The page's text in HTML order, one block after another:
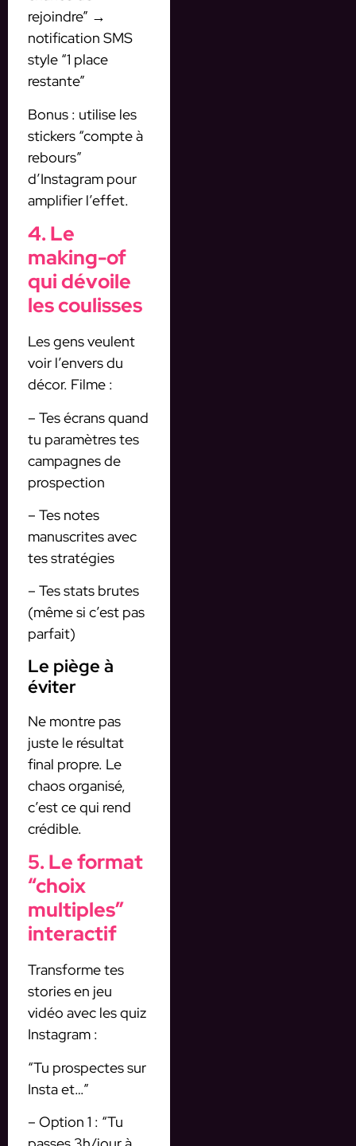
rejoindre” →
notification SMS
style “1 place
restante”
Bonus : utilise les
stickers “compte à
rebours”
d’Instagram pour
amplifier l’effet.
4. Le
making-of
qui dévoile
les coulisses
Les gens veulent
voir l’envers du
décor. Filme :
– Tes écrans quand
tu paramètres tes
campagnes de
prospection
– Tes notes
manuscrites avec
tes stratégies
– Tes stats brutes
(même si c’est pas
parfait)
Le piège à
éviter
Ne montre pas
juste le résultat
final propre. Le
chaos organisé,
c’est ce qui rend
crédible.
5. Le format
“choix
multiples”
interactif
Transforme tes
stories en jeu
vidéo avec les quiz
Instagram :
“Tu prospectes sur
Insta et…”
– Option 1 : “Tu